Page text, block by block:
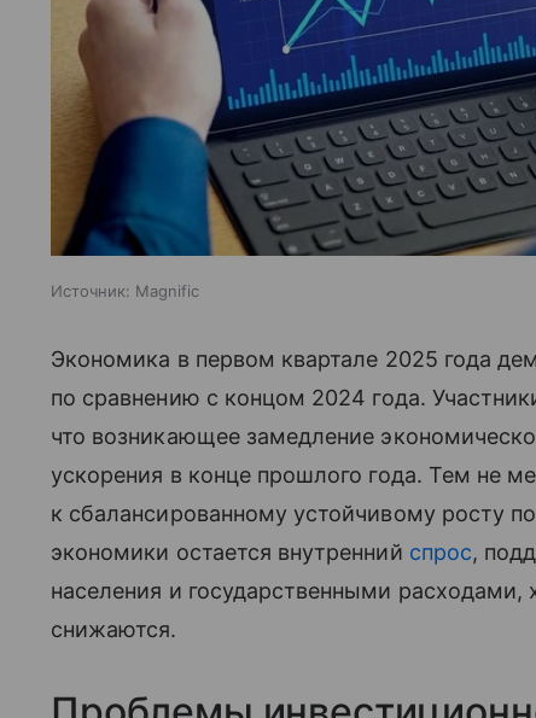
Источник: Magnific
Экономика в первом квартале 2025 года
по сравнению с концом 2024 года.
что возникающее замедление
ускорения в конце прошлого года. Тем не
к сбалансированному устойчивому росту
экономики остается внутренний спрос,
населения и государственными
снижаются.